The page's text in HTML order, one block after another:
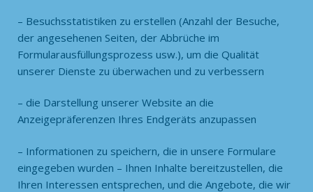
– Besuchsstatistiken zu erstellen (Anzahl der Besuche,
der angesehenen Seiten, der Abbrüche im
Formularausfüllungsprozess usw.), um die Qualität
unserer Dienste zu überwachen und zu verbessern
– die Darstellung unserer Website an die
Anzeigepräferenzen Ihres Endgeräts anzupassen
– Informationen zu speichern, die in unsere Formulare
eingegeben wurden – Ihnen Inhalte bereitzustellen, die
Ihren Interessen entsprechen, und die Angebote, die wir